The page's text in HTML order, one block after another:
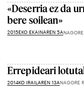
«Deserria ez da
bere soilean»
2015EKO EKAINAREN 5A
Errepideari
2014KO IRAILAREN 13ANAGORE